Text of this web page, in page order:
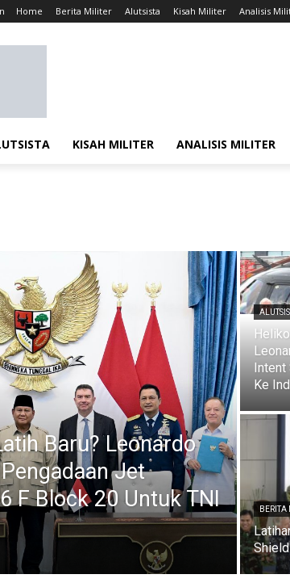
Home Berita Militer Alutsista Kisah Militer Analisis
KISAH MILITER ANALISIS MILITER
Baru? Leonardo
Jet
F Block 20 Untuk TNI
Intent
Ke
BERITA